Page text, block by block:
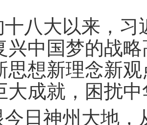
十八大以来，
兴中国梦的战
思想新理念新
大成就，困扰
今日神州大地